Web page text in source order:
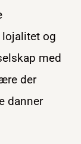
lojalitet og
med
der
danner